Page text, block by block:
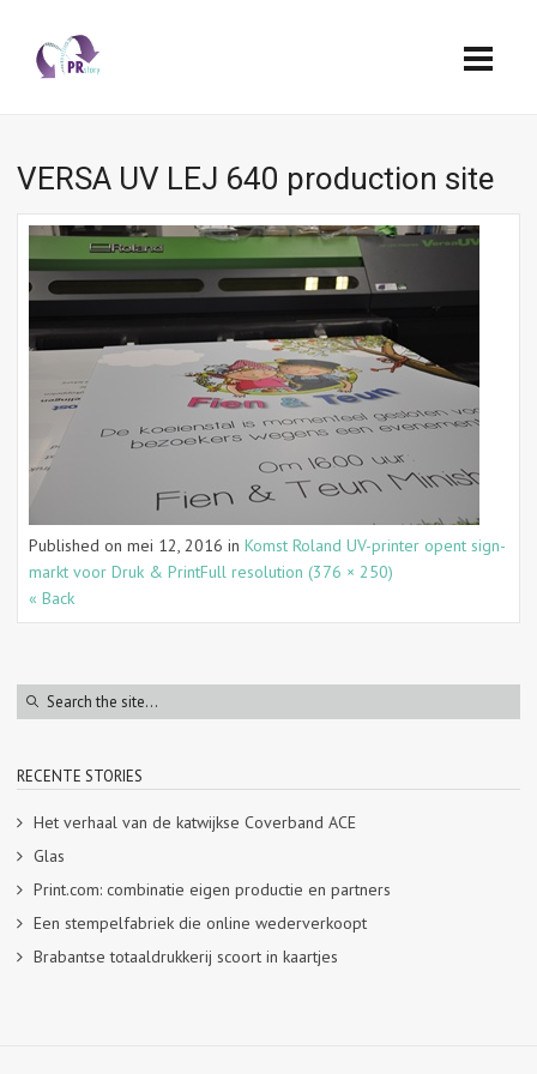
VERSA UV LEJ 640 production site
Published on mei 12, 2016 in Komst Roland UV-printer opent sign-
markt voor Druk & PrintFull resolution (376 × 250)
« Back
RECENTE STORIES
Het verhaal van de katwijkse Coverband ACE
Glas
Print.com: combinatie eigen productie en partners
Een stempelfabriek die online wederverkoopt
Brabantse totaaldrukkerij scoort in kaartjes